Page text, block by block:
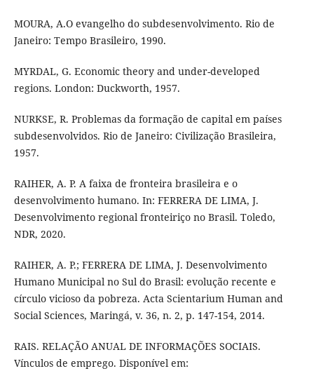
MOURA, A.O evangelho do subdesenvolvimento. Rio de
Janeiro: Tempo Brasileiro, 1990.
MYRDAL, G. Economic theory and under-developed
regions. London: Duckworth, 1957.
NURKSE, R. Problemas da formação de capital em países
subdesenvolvidos. Rio de Janeiro: Civilização Brasileira,
1957.
RAIHER, A. P. A faixa de fronteira brasileira e o
desenvolvimento humano. In: FERRERA DE LIMA, J.
Desenvolvimento regional fronteiriço no Brasil. Toledo,
NDR, 2020.
RAIHER, A. P.; FERRERA DE LIMA, J. Desenvolvimento
Humano Municipal no Sul do Brasil: evolução recente e
círculo vicioso da pobreza. Acta Scientarium Human and
Social Sciences, Maringá, v. 36, n. 2, p. 147-154, 2014.
RAIS. RELAÇÃO ANUAL DE INFORMAÇÕES SOCIAIS.
Vínculos de emprego. Disponível em: